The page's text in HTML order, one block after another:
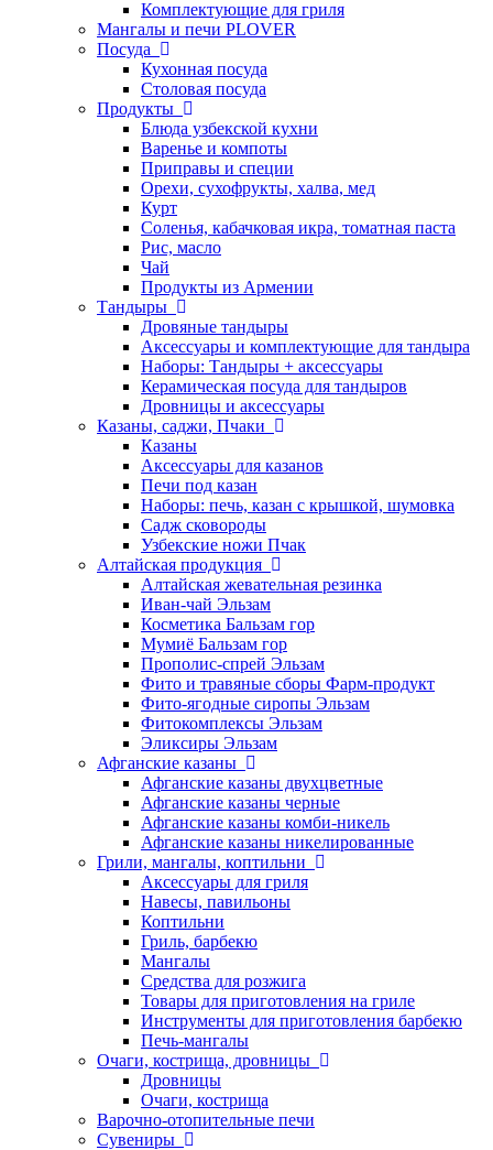
Комплектующие для гриля
Мангалы и печи PLOVER
Посуда
Кухонная посуда
Столовая посуда
Продукты
Блюда узбекской кухни
Варенье и компоты
Приправы и специи
Орехи, сухофрукты, халва, мед
Курт
Соленья, кабачковая икра, томатная паста
Рис, масло
Чай
Продукты из Армении
Тандыры
Дровяные тандыры
Аксессуары и комплектующие для тандыра
Наборы: Тандыры + аксессуары
Керамическая посуда для тандыров
Дровницы и аксессуары
Казаны, саджи, Пчаки
Казаны
Аксессуары для казанов
Печи под казан
Наборы: печь, казан с крышкой, шумовка
Садж сковороды
Узбекские ножи Пчак
Алтайская продукция
Алтайская жевательная резинка
Иван-чай Эльзам
Косметика Бальзам гор
Мумиё Бальзам гор
Прополис-спрей Эльзам
Фито и травяные сборы Фарм-продукт
Фито-ягодные сиропы Эльзам
Фитокомплексы Эльзам
Эликсиры Эльзам
Афганские казаны
Афганские казаны двухцветные
Афганские казаны черные
Афганские казаны комби-никель
Афганские казаны никелированные
Грили, мангалы, коптильни
Аксессуары для гриля
Навесы, павильоны
Коптильни
Гриль, барбекю
Мангалы
Средства для розжига
Товары для приготовления на гриле
Инструменты для приготовления барбекю
Печь-мангалы
Очаги, кострища, дровницы
Дровницы
Очаги, кострища
Варочно-отопительные печи
Сувениры